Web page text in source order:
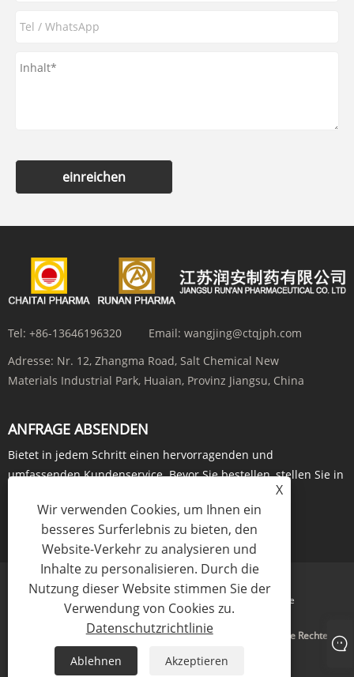
einreichen
Tel: +86-13646196320 Email: wangjing@ctqjph.com
Adresse: Nr. 12, Zhangma Road, Salt Chemical New
Materials Industrial Park, Huaian, Provinz Jiangsu, China
ANFRAGE ABSENDEN
Bietet in jedem Schritt einen hervorragenden und
umfassenden Kundenservice. Bevor Sie bestellen, stellen Sie in
JETZT ANFRAGEN
Links Sitemap XML Datenschutzrichtlinie
Copyright © 2024 Jiangsu Run'an Pharmaceutical Co. Ltd. Alle Rechte
vorbehalten.
X
Wir verwenden Cookies, um Ihnen ein
besseres Surferlebnis zu bieten, den
Website-Verkehr zu analysieren und
Inhalte zu personalisieren. Durch die
Nutzung dieser Website stimmen Sie der
Verwendung von Cookies zu.
Datenschutzrichtlinie
Ablehnen Akzeptieren